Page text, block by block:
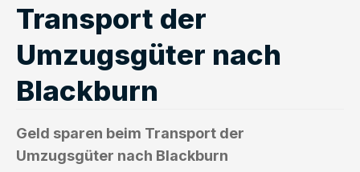
Transport der
Umzugsgüter nach
Blackburn
Geld sparen beim Transport der
Umzugsgüter nach Blackburn